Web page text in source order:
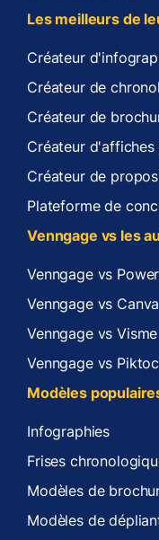
Les meilleurs de
Créateur
Créateur de
Créateur de
Créateur
Créateur de
Plateforme de
Venngage vs les
Venngage vs
Venngage vs Canva
Venngage vs Visme
Venngage vs
Modèles
Infographies
Frises
Modèles de
Modèles de